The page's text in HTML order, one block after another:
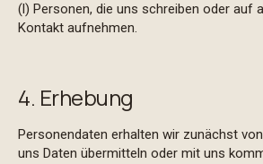
(l) Personen, die uns schreiben oder auf
Kontakt aufnehmen.
4. Erhebung
Personendaten erhalten wir zunächst
uns Daten übermitteln oder mit uns